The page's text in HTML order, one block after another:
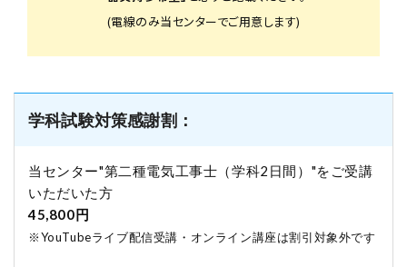
(電線のみ当センターでご用意します)
学科試験対策感謝割：
当センター"第二種電気工事士（学科2日間）"をご受講
いただいた方
45,800円
※YouTubeライブ配信受講・オンライン講座は割引対象外です